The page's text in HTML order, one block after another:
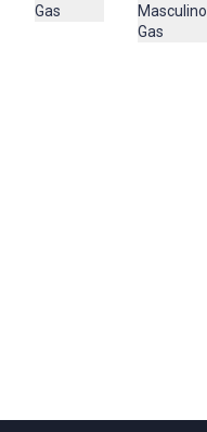
Gas
Masculino
Gas